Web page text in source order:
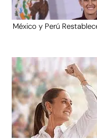
México y Perú